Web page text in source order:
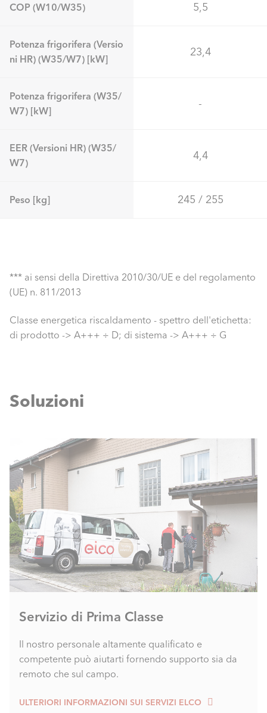
COP (W10/W35) 5,5
Potenza frigorifera (Versio
ni HR) (W35/W7) [kW]
23,4
Potenza frigorifera (W35/
W7) [kW]
-
EER (Versioni HR) (W35/
W7)
4,4
Peso [kg] 245 / 255
*** ai sensi della Direttiva 2010/30/UE e del regolamento
(UE) n. 811/2013
Classe energetica riscaldamento - spettro dell'etichetta:
di prodotto -> A+++ ÷ D; di sistema -> A+++ ÷ G
Soluzioni
Servizio di Prima Classe
Il nostro personale altamente qualificato e
competente può aiutarti fornendo supporto sia da
remoto che sul campo.
ULTERIORI INFORMAZIONI SUI SERVIZI ELCO